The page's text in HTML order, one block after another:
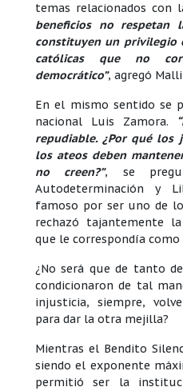
temas relacionados con
beneficios no respetan
constituyen un privilegio
católicas que no
democrático”, agregó
En el mismo sentido se
nacional Luis Zamora.
repudiable. ¿Por qué los
los ateos deben
no creen?”, se
Autodeterminación y
famoso por ser uno de
rechazó tajantemente
que le correspondía
¿No será que de tanto
condicionaron de tal
injusticia, siempre,
para dar la otra mejilla?
Mientras el Bendito
siendo el exponente
permitió ser la